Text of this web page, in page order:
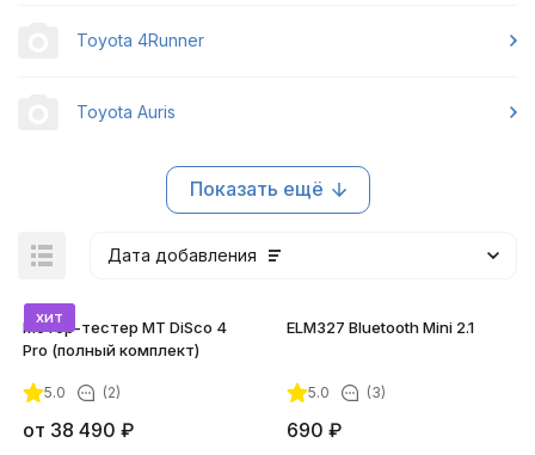
Toyota 4Runner
Toyota Auris
Показать ещё
Дата добавления
хит
Мотор-тестер MT DiSco 4
Pro (полный комплект)
5.0 (2)
от 38 490 ₽
ELM327 Bluetooth Mini 2.1
5.0 (3)
690 ₽